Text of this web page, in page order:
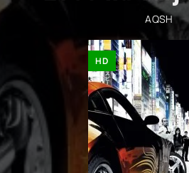
AQSH
HD